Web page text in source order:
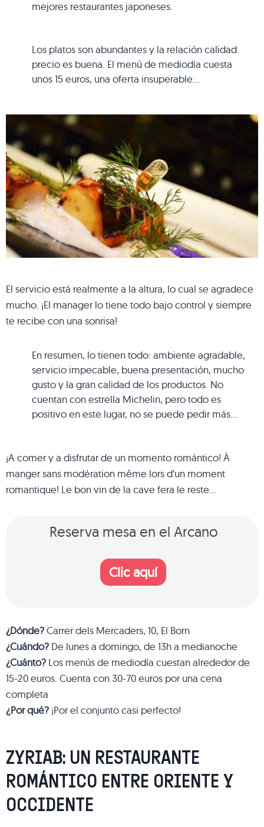
mejores restaurantes japoneses.
Los platos son abundantes y la relación calidad
precio es buena. El menú de mediodía cuesta
unos 15 euros, una oferta insuperable…
El servicio está realmente a la altura, lo cual se agradece
mucho. ¡El manager lo tiene todo bajo control y siempre
te recibe con una sonrisa!
En resumen, lo tienen todo: ambiente agradable,
servicio impecable, buena presentación, mucho
gusto y la gran calidad de los productos. No
cuentan con estrella Michelin, pero todo es
positivo en este lugar, no se puede pedir más…
¡A comer y a disfrutar de un momento romántico! À
manger sans modération même lors d’un moment
romantique! Le bon vin de la cave fera le reste…
Reserva mesa en el Arcano
Clic aquí
¿Dónde?Carrer dels Mercaders, 10, El Born
¿Cuándo? De lunes a domingo, de 13h a medianoche
¿Cuánto? Los menús de mediodía cuestan alrededor de
15-20 euros. Cuenta con 30-70 euros por una cena
completa
¿Por qué?¡Por el conjunto casi perfecto!
ZYRIAB: UN RESTAURANTE
ROMÁNTICO ENTRE ORIENTE Y
OCCIDENTE